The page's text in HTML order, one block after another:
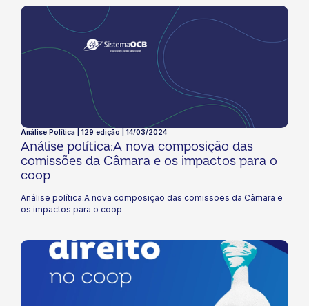
Análise Política | 129 edição | 14/03/2024
Análise política:A nova composição das
comissões da Câmara e os impactos para o
coop
Análise política:A nova composição das comissões da Câmara e
os impactos para o coop